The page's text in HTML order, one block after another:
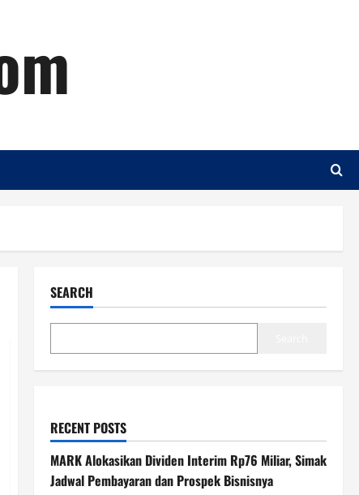
SEARCH
RECENT POSTS
MARK Alokasikan Dividen Interim Rp76 Miliar, Simak
Jadwal Pembayaran dan Prospek Bisnisnya